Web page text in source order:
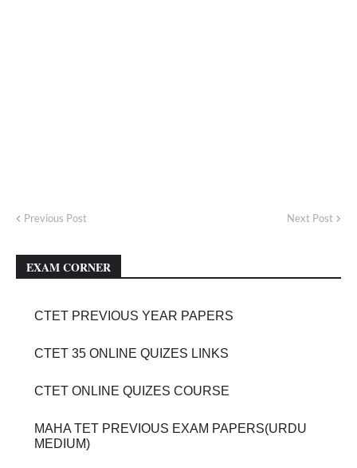
Previous Post Next Post
EXAM CORNER
CTET PREVIOUS YEAR PAPERS
CTET 35 ONLINE QUIZES LINKS
CTET ONLINE QUIZES COURSE
MAHA TET PREVIOUS EXAM PAPERS(URDU
MEDIUM)